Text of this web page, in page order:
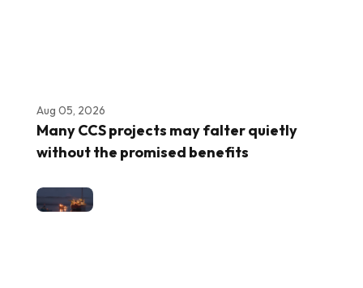
Aug 05, 2026
Many CCS projects may falter quietly
without the promised benefits